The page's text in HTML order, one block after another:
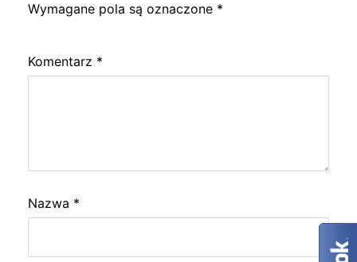
Wymagane pola są oznaczone *
Komentarz *
Nazwa *